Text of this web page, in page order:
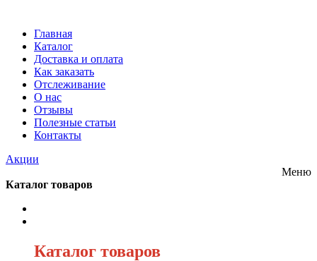
Главная
Каталог
Доставка и оплата
Как заказать
Отслеживание
О нас
Отзывы
Полезные статьи
Контакты
Акции
Меню
Каталог товаров
Каталог товаров